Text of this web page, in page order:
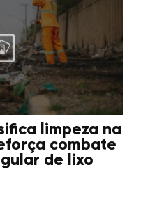
limpeza na
combate
de lixo